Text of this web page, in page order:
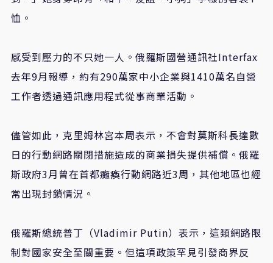
恤。
感受到壓力的不只她一人。俄羅斯國營通訊社Interfax
去年9月報導，約有290萬家中小企業與1410萬名自營
工作者透過通訊應用程式從事商業活動。
儘管如此，克里姆林宮本周表示，不會對莫斯科長達數
日的行動網路關閉措施造成的商業損失提供補償。俄羅
斯政府3月曾在首都癱瘓行動網路近3周，其他地區也經
常出現封鎖情況。
俄羅斯總統普丁（Vladimir Putin）表示，這類網路限
制對國家安全至關重要。但這項政策罕見引發商界反